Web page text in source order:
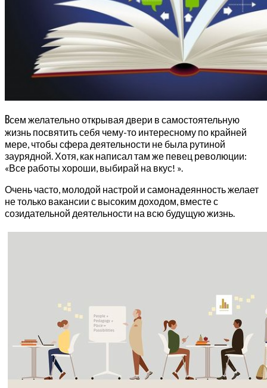
Всем желательно открывая двери в самостоятельную
жизнь посвятить себя чему-то интересному по крайней
мере, чтобы сфера деятельности не была рутиной
заурядной. Хотя, как написал там же певец революции:
«Все работы хороши, выбирай на вкус! ».
Очень часто, молодой настрой и самонадеянность желает
не только вакансии с высоким доходом, вместе с
созидательной деятельности на всю будущую жизнь.